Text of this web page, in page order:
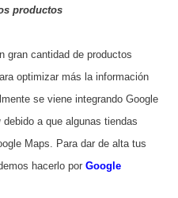
productos
gran cantidad de productos
optimizar más la información
se viene integrando Google
debido a que algunas tiendas
Maps. Para dar de alta tus
hacerlo por Google